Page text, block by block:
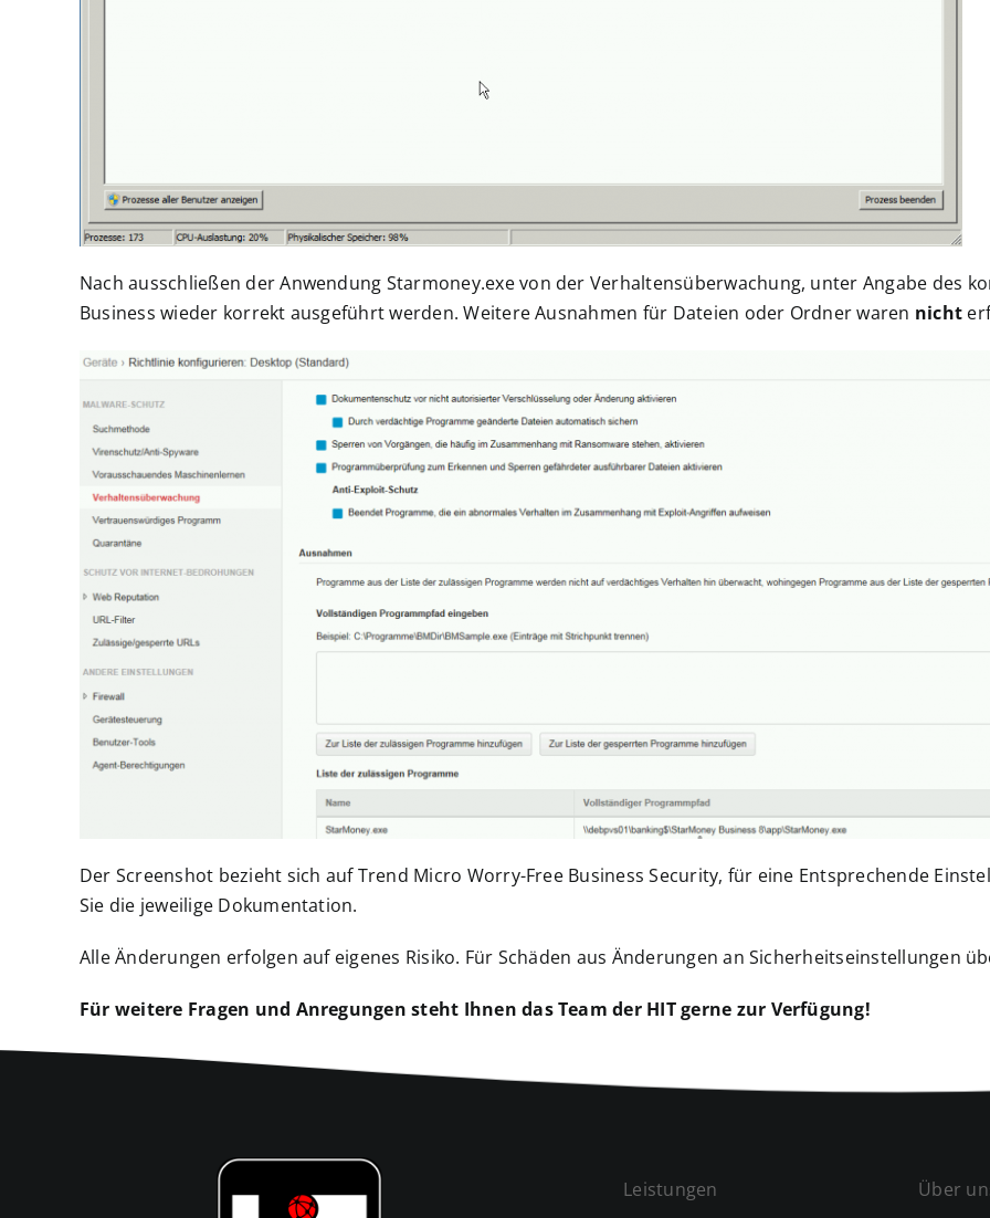
Nach ausschließen der Anwendung Starmoney.exe von der Verhaltensüberwachung, unter Angabe des
Business wieder korrekt ausgeführt werden. Weitere Ausnahmen für Dateien oder Ordner waren nicht
Der Screenshot bezieht sich auf Trend Micro Worry-Free Business Security, für eine Entsprechende
Sie die jeweilige Dokumentation.
Alle Änderungen erfolgen auf eigenes Risiko. Für Schäden aus Änderungen an Sicherheitseinstellungen
Für weitere Fragen und Anregungen steht Ihnen das Team der HIT gerne zur Verfügung!
Leistungen Über